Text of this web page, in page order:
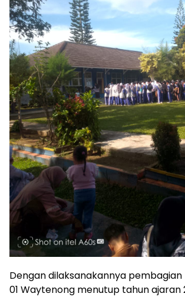
Dengan dilaksanakannya pembagian
01 Waytenong menutup tahun ajaran